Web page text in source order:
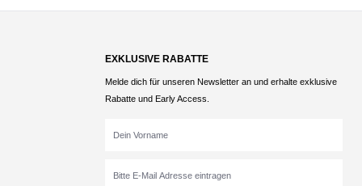
EXKLUSIVE RABATTE
Melde dich für unseren Newsletter an und erhalte exklusive
Rabatte und Early Access.